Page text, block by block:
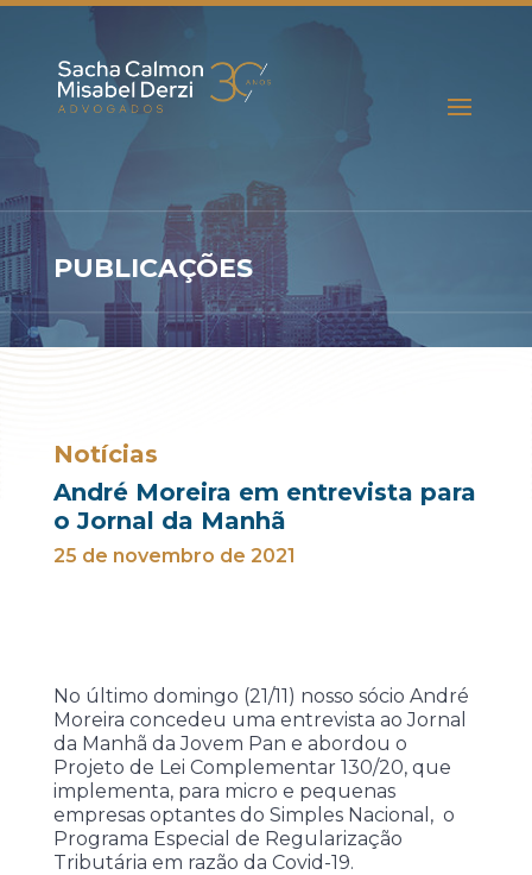
PUBLICAÇÕES
Notícias
André Moreira em entrevista para
o Jornal da Manhã
25 de novembro de 2021
No último domingo (21/11) nosso sócio André
Moreira concedeu uma entrevista ao Jornal
da Manhã da Jovem Pan e abordou o
Projeto de Lei Complementar 130/20, que
implementa, para micro e pequenas
empresas optantes do Simples Nacional, o
Programa Especial de Regularização
Tributária em razão da Covid-19.